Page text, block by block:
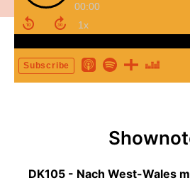
00:00
Subscribe
DK105 - Nach West-Wales